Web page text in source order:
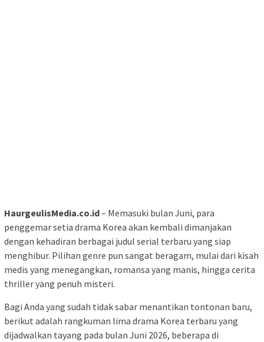
HaurgeulisMedia.co.id– Memasuki bulan Juni, para
penggemar setia drama Korea akan kembali dimanjakan
dengan kehadiran berbagai judul serial terbaru yang siap
menghibur. Pilihan genre pun sangat beragam, mulai dari kisah
medis yang menegangkan, romansa yang manis, hingga cerita
thriller yang penuh misteri.
Bagi Anda yang sudah tidak sabar menantikan tontonan baru,
berikut adalah rangkuman lima drama Korea terbaru yang
dijadwalkan tayang pada bulan Juni 2026, beberapa di